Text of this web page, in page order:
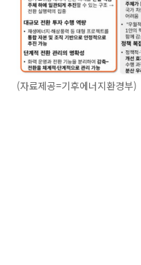
(자료제공=기후에너지환경부)